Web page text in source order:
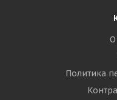
О
Политика